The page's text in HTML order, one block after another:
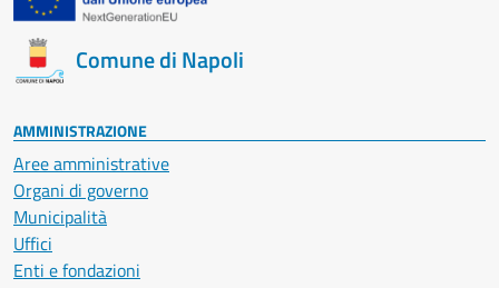
Comune di Napoli
AMMINISTRAZIONE
Aree amministrative
Organi di governo
Municipalità
Uffici
Enti e fondazioni